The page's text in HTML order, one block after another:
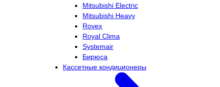
Mitsubishi Electric
Mitsubishi Heavy
Rovex
Royal Clima
Systemair
Бирюса
Кассетные кондиционеры